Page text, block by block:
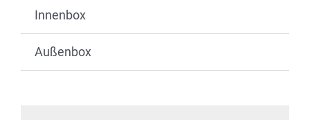
Innenbox
Außenbox